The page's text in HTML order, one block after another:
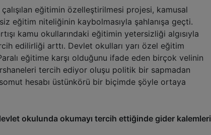
eğitimin özelleştirilmesi projesi, kamusal
eğitim niteliğinin kaybolmasıyla şahlanışa geçti.
kamu okullarındaki eğitimin yetersizliği algısıyla
edilirliği arttı. Devlet okulları yarı özel eğitim
eğitime karşı olduğunu ifade eden birçok velinin
tercih ediyor oluşu politik bir sapmadan
hesabı üstünkörü bir biçimde şöyle ortaya
okulunda okumayı tercih ettiğinde gider kalemleri